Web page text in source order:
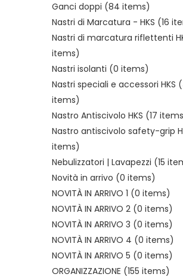
Ganci doppi (84 items)
Nastri di Marcatura - HKS (16
Nastri di marcatura riflettenti
items)
Nastri isolanti (0 items)
Nastri speciali e accessori HKS
items)
Nastro Antiscivolo HKS (17
Nastro antiscivolo safety-grip
items)
Nebulizzatori | Lavapezzi (15
Novità in arrivo (0 items)
NOVITÀ IN ARRIVO 1 (0 items)
NOVITÀ IN ARRIVO 2 (0 items)
NOVITÀ IN ARRIVO 3 (0 items)
NOVITÀ IN ARRIVO 4 (0 items)
NOVITÀ IN ARRIVO 5 (0 items)
ORGANIZZAZIONE (155 items)